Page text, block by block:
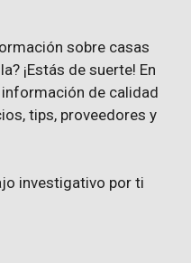
sobre casas
¡Estás de suerte! En
de calidad
tips, proveedores y
investigativo por ti